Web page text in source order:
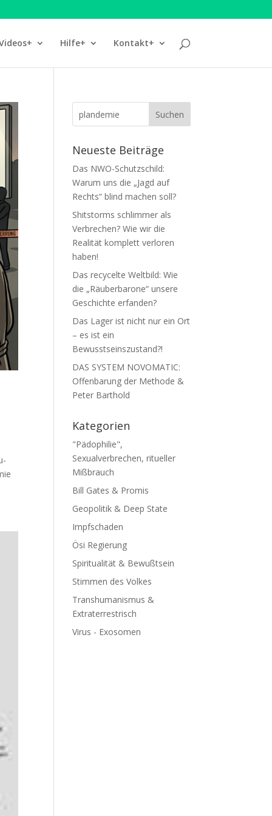
Hilfe+ Kontakt+
Neueste Beiträge
Das NWO-Schutzschild:
Warum uns die „Jagd auf
Rechts“ blind machen soll?
Shitstorms schlimmer als
Verbrechen? Wie wir die
Realität komplett verloren
haben!
Das recycelte Weltbild: Wie
die „Räuberbarone“ unsere
Geschichte erfanden?
Das Lager ist nicht nur ein Ort
– es ist ein
Bewusstseinszustand?!
DAS SYSTEM NOVOMATIC:
Offenbarung der Methode &
Peter Barthold
Kategorien
"Pädophilie",
Sexualverbrechen, ritueller
Mißbrauch
Bill Gates & Promis
Geopolitik & Deep State
Impfschaden
Ösi Regierung
Spiritualität & Bewußtsein
Stimmen des Volkes
Transhumanismus &
Extraterrestrisch
Virus - Exosomen